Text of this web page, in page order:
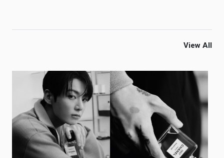
View All